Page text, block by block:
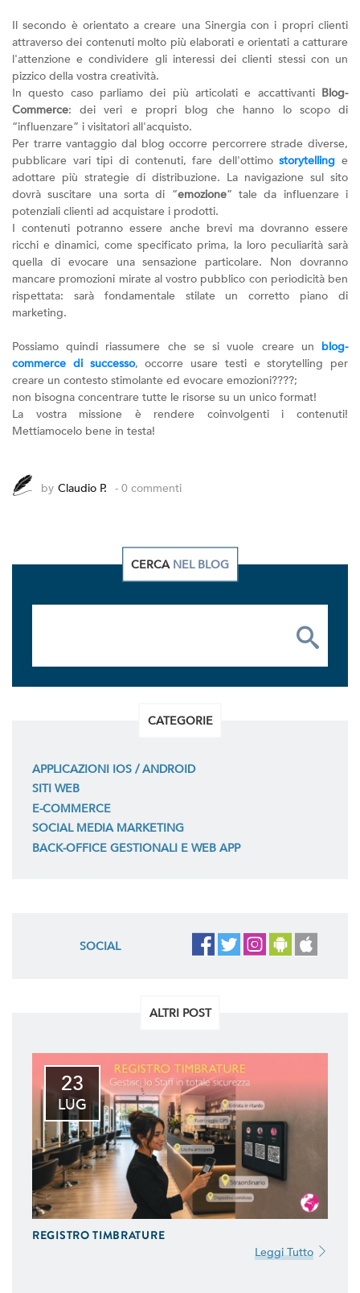
Il secondo è orientato a creare una Sinergia con i propri clienti
attraverso dei contenuti molto più elaborati e orientati a catturare
l'attenzione e condividere gli interessi dei clienti stessi con un
pizzico della vostra creatività.
In questo caso parliamo dei più articolati e accattivanti Blog-
Commerce: dei veri e propri blog che hanno lo scopo di
“influenzare” i visitatori all'acquisto.
Per trarre vantaggio dal blog occorre percorrere strade diverse,
pubblicare vari tipi di contenuti, fare dell'ottimostorytelling e
adottare più strategie di distribuzione. La navigazione sul sito
dovrà suscitare una sorta di “emozione” tale da influenzare i
potenziali clienti ad acquistare i prodotti.
I contenuti potranno essere anche brevi ma dovranno essere
ricchi e dinamici, come specificato prima, la loro peculiarità sarà
quella di evocare una sensazione particolare. Non dovranno
mancare promozioni mirate al vostro pubblico con periodicità ben
rispettata: sarà fondamentale stilate un corretto piano di
marketing.
Possiamo quindi riassumere che se si vuole creare un blog-
commerce di successo, occorre usare testi e storytelling per
creare un contesto stimolante ed evocare emozioni????;
non bisogna concentrare tutte le risorse su un unico format!
La vostra missione è rendere coinvolgenti i contenuti!
Mettiamocelo bene in testa!
by Claudio P. - 0 commenti
CERCA NEL BLOG
CATEGORIE
APPLICAZIONI IOS / ANDROID
SITI WEB
E-COMMERCE
SOCIAL MEDIA MARKETING
BACK-OFFICE GESTIONALI E WEB APP
SOCIAL
ALTRI POST
23
LUG
REGISTRO TIMBRATURE
Leggi Tutto